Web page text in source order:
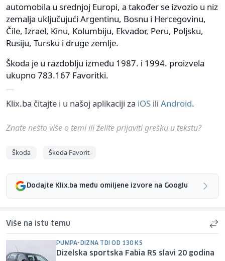
automobila u srednjoj Europi, a također se izvozio u niz
zemalja uključujući Argentinu, Bosnu i Hercegovinu,
Čile, Izrael, Kinu, Kolumbiju, Ekvador, Peru, Poljsku,
Rusiju, Tursku i druge zemlje.
Škoda je u razdoblju između 1987. i 1994. proizvela
ukupno 783.167 Favoritki.
Klix.ba čitajte i u našoj aplikaciji za iOS ili Android.
Znate nešto više o temi ili želite prijaviti grešku u tekstu?
Škoda Škoda Favorit
Dodajte Klix.ba među omiljene izvore na Googlu
Više na istu temu
PUMPA-DIZNA TDI OD 130 KS
Dizelska sportska Fabia RS slavi 20 godina